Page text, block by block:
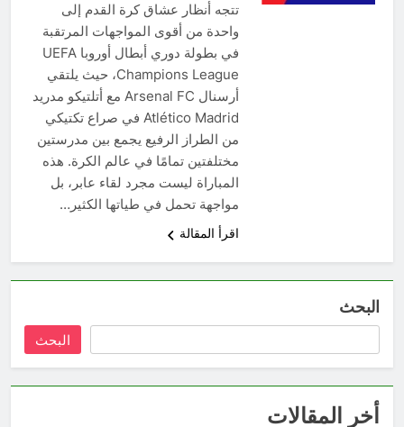
تتجه أنظار عشاق كرة القدم إلى
واحدة من أقوى المواجهات المرتقبة
في بطولة دوري أبطال أوروبا UEFA
Champions League، حيث يلتقي
أرسنال Arsenal FC مع أتلتيكو مدريد
Atlético Madrid في صراع تكتيكي
من الطراز الرفيع يجمع بين مدرستين
مختلفتين تمامًا في عالم الكرة. هذه
المباراة ليست مجرد لقاء عابر، بل
مواجهة تحمل في طياتها الكثير…
اقرأ المقالة
البحث
البحث
أخر المقالات